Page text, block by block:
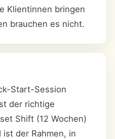
Klientinnen bringen
brauchen es nicht.
Start-Session
der richtige
Shift (12 Wochen)
der Rahmen, in